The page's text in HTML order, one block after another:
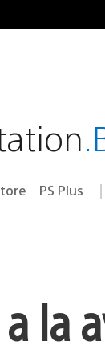
PS Plus
la